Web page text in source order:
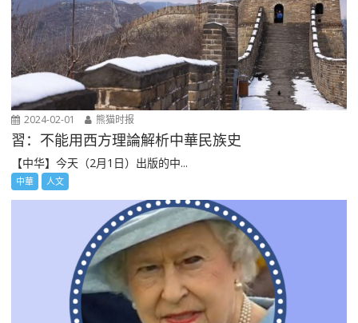
2024-02-01 熊猫时报
習：不能用西方理論解析中華民族史
【中华】今天（2月1日）出版的中...
中華 人文